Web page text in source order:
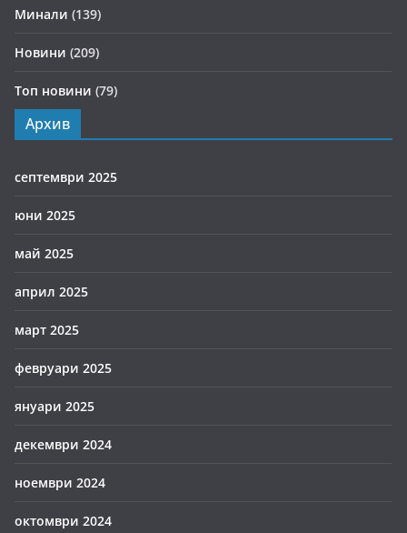
Минали (139)
Новини (209)
Топ новини (79)
Архив
септември 2025
юни 2025
май 2025
април 2025
март 2025
февруари 2025
януари 2025
декември 2024
ноември 2024
октомври 2024